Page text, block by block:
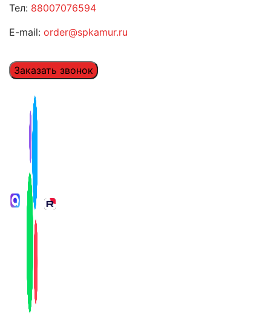
Тел: 88007076594
E-mail: order@spkamur.ru
Заказать звонок